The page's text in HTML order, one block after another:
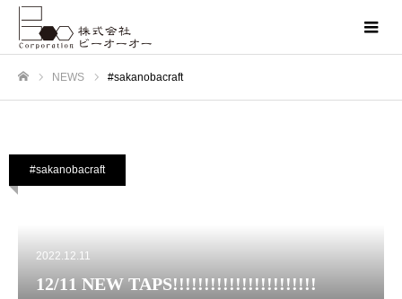
NEWS #sakanobacraft
#sakanobacraft
2022.12.11
12/11 NEW TAPS!!!!!!!!!!!!!!!!!!!!!!!